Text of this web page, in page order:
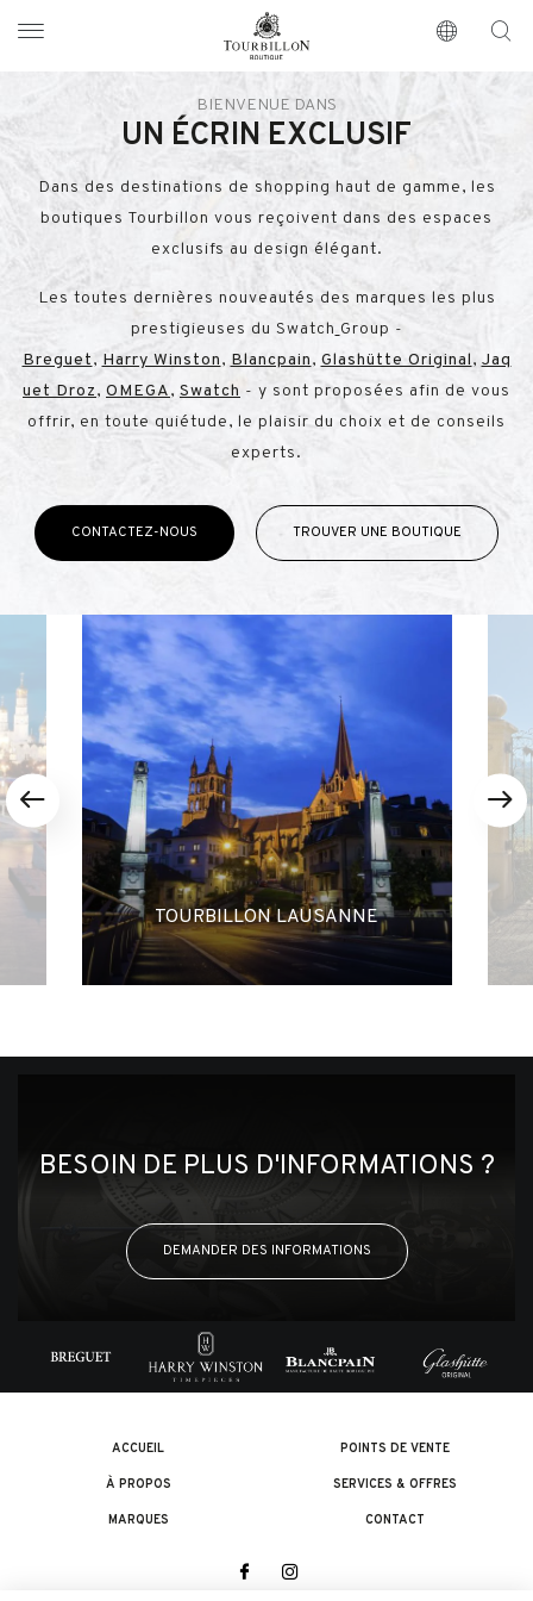
https://www.tourbillon.com/index.php/fr
BIENVENUE DANS
UN ÉCRIN EXCLUSIF
Dans des destinations de shopping haut de gamme, les
boutiques Tourbillon vous reçoivent dans des espaces
exclusifs au design élégant.
Les toutes dernières nouveautés des marques les plus
prestigieuses du Swatch Group -
Breguet , Harry Winston , Blancpain , Glashütte Original , Jaq
uet Droz , OMEGA , Swatch - y sont proposées afin de vous
offrir, en toute quiétude, le plaisir du choix et de conseils
experts.
CONTACTEZ-NOUS TROUVER UNE BOUTIQUE
TOURBILLON LAUSANNE
BESOIN DE PLUS D'INFORMATIONS ?
DEMANDER DES INFORMATIONS
ACCUEIL
À PROPOS
MARQUES
POINTS DE VENTE
SERVICES & OFFRES
CONTACT